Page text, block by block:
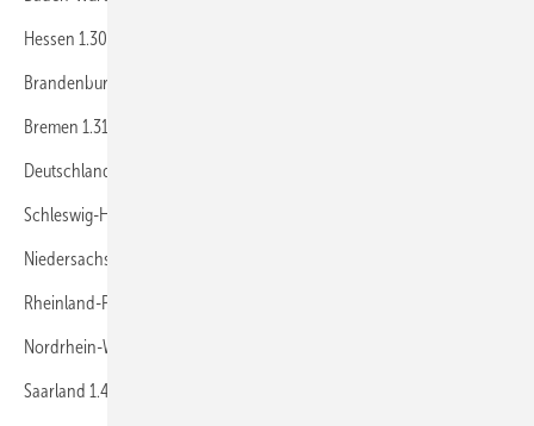
Hessen 1.300 kWh
Brandenburg 1.310 kWh
Bremen 1.315 kWh
Deutschland 1.320 kWh
Schleswig-Holstein 1.345 kWh
Niedersachsen 1.375 kWh
Rheinland-Pfalz 1.425 kWh
Nordrhein-Westfalen 1.425 kWh
Saarland 1.440 kWh